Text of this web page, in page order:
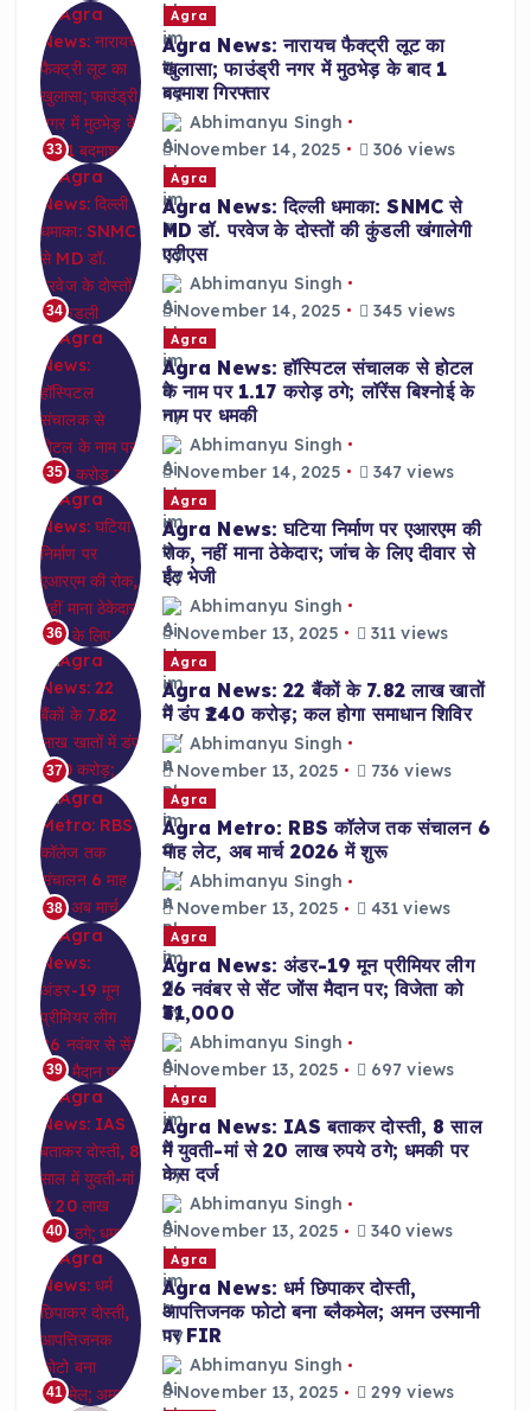
33
Agra
Agra News: नारायच फैक्ट्री लूट का
खुलासा; फाउंड्री नगर में मुठभेड़ के बाद 1
बदमाश गिरफ्तार
Abhimanyu Singh
November 14, 2025
306 views
34
Agra
Agra News: दिल्ली धमाका: SNMC से
MD डॉ. परवेज के दोस्तों की कुंडली खंगालेगी
एटीएस
Abhimanyu Singh
November 14, 2025
345 views
35
Agra
Agra News: हॉस्पिटल संचालक से होटल
के नाम पर 1.17 करोड़ ठगे; लॉरेंस बिश्नोई के
नाम पर धमकी
Abhimanyu Singh
November 14, 2025
347 views
36
Agra
Agra News: घटिया निर्माण पर एआरएम की
रोक, नहीं माना ठेकेदार; जांच के लिए दीवार से
ईंट भेजी
Abhimanyu Singh
November 13, 2025
311 views
37
Agra
Agra News: 22 बैंकों के 7.82 लाख खातों
में डंप ₹240 करोड़; कल होगा समाधान शिविर
Abhimanyu Singh
November 13, 2025
736 views
38
Agra
Agra Metro: RBS कॉलेज तक संचालन 6
माह लेट, अब मार्च 2026 में शुरू
Abhimanyu Singh
November 13, 2025
431 views
39
Agra
Agra News: अंडर-19 मून प्रीमियर लीग
26 नवंबर से सेंट जोंस मैदान पर; विजेता को
₹31,000
Abhimanyu Singh
November 13, 2025
697 views
40
Agra
Agra News: IAS बताकर दोस्ती, 8 साल
में युवती-मां से 20 लाख रुपये ठगे; धमकी पर
केस दर्ज
Abhimanyu Singh
November 13, 2025
340 views
41
Agra
Agra News: धर्म छिपाकर दोस्ती,
आपत्तिजनक फोटो बना ब्लैकमेल; अमन उस्मानी
पर FIR
Abhimanyu Singh
November 13, 2025
299 views